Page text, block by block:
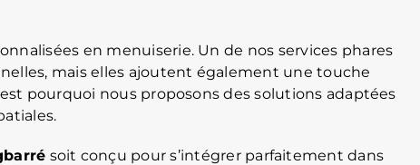
en menuiserie. Un de nos services phares
mais elles ajoutent également une touche
pourquoi nous proposons des solutions adaptées
soit conçu pour s’intégrer parfaitement dans